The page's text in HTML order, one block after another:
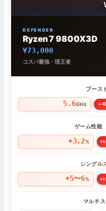
DEFENDER
Ryzen 7 9800X3D
¥73,000
コスパ最強・現王者
ブース
5.6GHz ＋
ゲーム性能
+3.2% vs
シングル
+5〜6% vs
マルチ